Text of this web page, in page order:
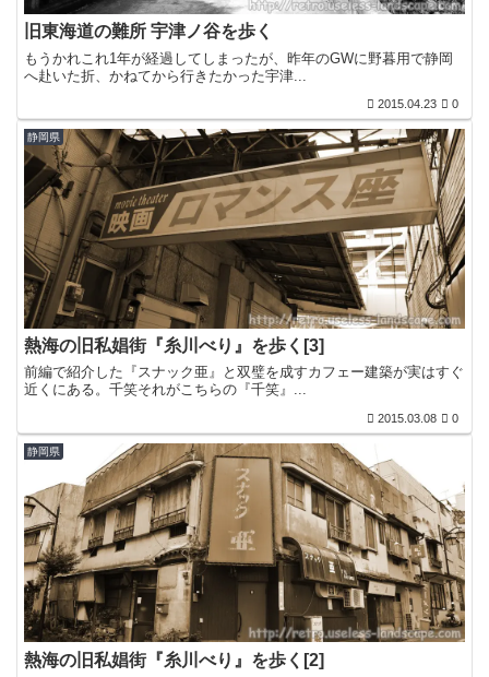
旧東海道の難所 宇津ノ谷を歩く
もうかれこれ1年が経過してしまったが、昨年のGWに野暮用で静岡
へ赴いた折、かねてから行きたかった宇津...
2015.04.23 0
静岡県
熱海の旧私娼街『糸川べり』を歩く[3]
前編で紹介した『スナック亜』と双璧を成すカフェー建築が実はすぐ
近くにある。千笑それがこちらの『千笑』...
2015.03.08 0
静岡県
熱海の旧私娼街『糸川べり』を歩く[2]